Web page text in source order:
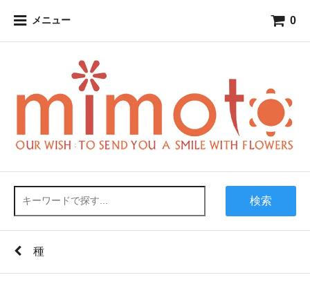
メニュー 0
検索
種